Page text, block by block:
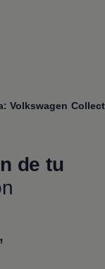
Volkswagen
de tu